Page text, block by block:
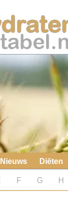
Nieuws Diëten
F G H